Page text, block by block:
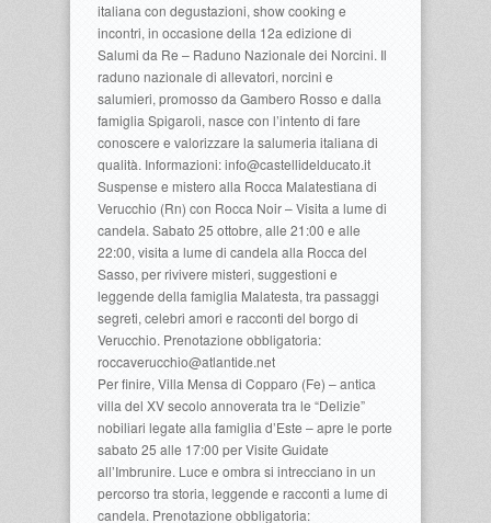
italiana con degustazioni, show cooking e
incontri, in occasione della 12a edizione di
Salumi da Re – Raduno Nazionale dei Norcini. Il
raduno nazionale di allevatori, norcini e
salumieri, promosso da Gambero Rosso e dalla
famiglia Spigaroli, nasce con l’intento di fare
conoscere e valorizzare la salumeria italiana di
qualità. Informazioni: info@castellidelducato.it
Suspense e mistero alla Rocca Malatestiana di
Verucchio (Rn) con Rocca Noir – Visita a lume di
candela. Sabato 25 ottobre, alle 21:00 e alle
22:00, visita a lume di candela alla Rocca del
Sasso, per rivivere misteri, suggestioni e
leggende della famiglia Malatesta, tra passaggi
segreti, celebri amori e racconti del borgo di
Verucchio. Prenotazione obbligatoria:
roccaverucchio@atlantide.net
Per finire, Villa Mensa di Copparo (Fe) – antica
villa del XV secolo annoverata tra le “Delizie”
nobiliari legate alla famiglia d’Este – apre le porte
sabato 25 alle 17:00 per Visite Guidate
all’Imbrunire. Luce e ombra si intrecciano in un
percorso tra storia, leggende e racconti a lume di
candela. Prenotazione obbligatoria: